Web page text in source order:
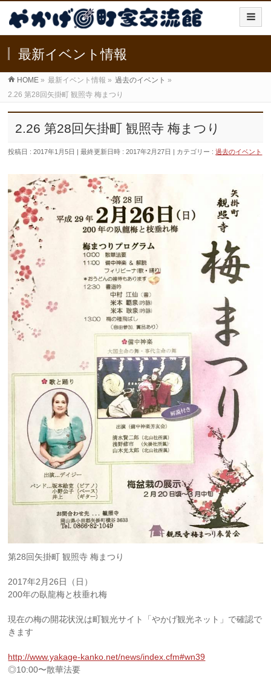
最新イベント情報
HOME » 最新イベント情報 » 過去のイベント »
2.26 第28回矢掛町 観照寺 梅まつり
2.26 第28回矢掛町 観照寺 梅まつり
投稿日 : 2017年1月5日 最終更新日時 : 2017年2月27日 カテゴリー :過去のイベント
第28回矢掛町 観照寺 梅まつり
2017年2月26日（日）
200年の臥龍梅と枝垂れ梅
現在の梅の開花状況は町観光サイト「やかげ観光ネット」で確認で
きます
http://www.yakage-kanko.net/news/index.cfm#wn39
◎10:00〜散華法要